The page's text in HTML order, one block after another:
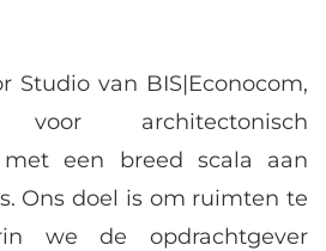
Studio van BIS|Econocom,
architectonisch
met een breed scala aan
Ons doel is om ruimten te
we de opdrachtgever